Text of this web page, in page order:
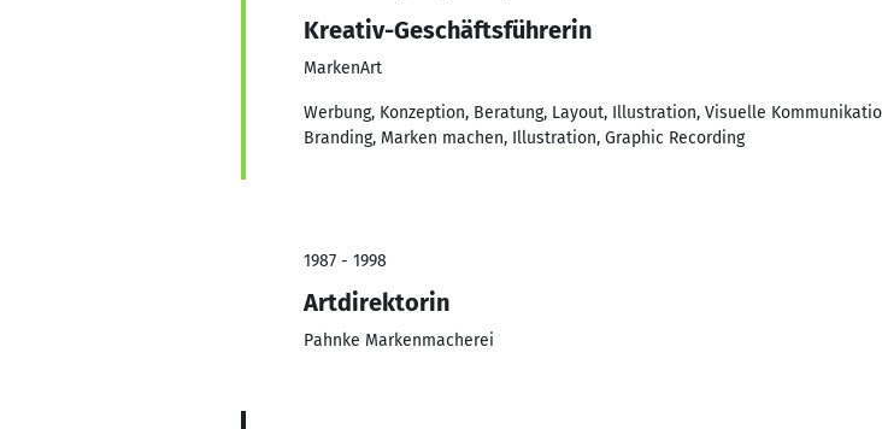
Kreativ-Geschäftsführerin
MarkenArt
Werbung, Konzeption, Beratung, Layout, Illustration, Visuelle
Branding, Marken machen, Illustration, Graphic Recording
1987 - 1998
Artdirektorin
Pahnke Markenmacherei